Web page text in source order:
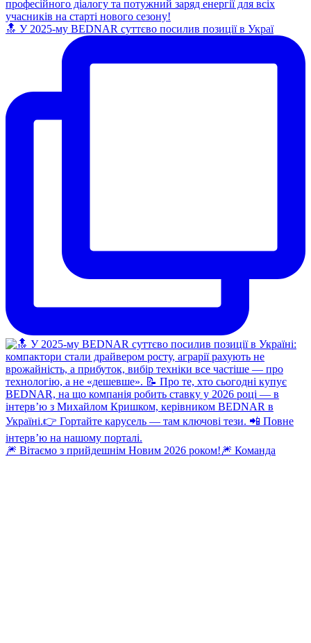
🔝 У 2025-му BEDNAR суттєво посилив позиції в Украї
🎆 Вітаємо з прийдешнім Новим 2026 роком!🎆 Команда